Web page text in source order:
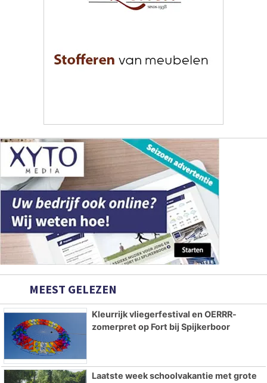
MEEST GELEZEN
Kleurrijk vliegerfestival en OERRR-
zomerpret op Fort bij Spijkerboor
Laatste week schoolvakantie met grote